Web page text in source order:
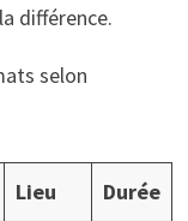
différence.
selon
Lieu Durée